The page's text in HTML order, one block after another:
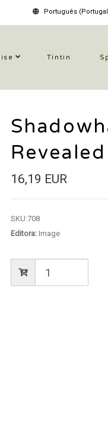
Português
Tintin
16,19 EUR
SKU:708
Editora:Image